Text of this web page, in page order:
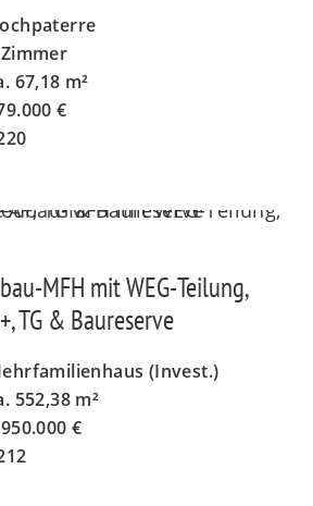
67,18 m²
€
MFH mit WEG-Teilung,
TG & Baureserve
(Invest.)
552,38 m²
€